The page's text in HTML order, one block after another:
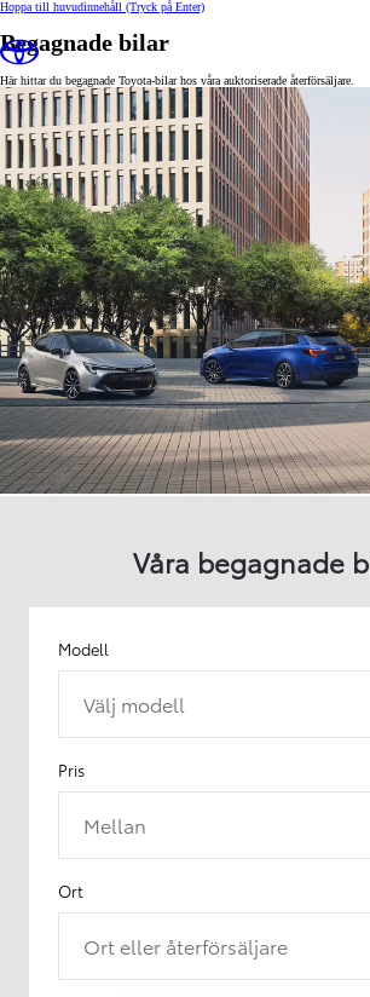
Hoppa till huvudinnehåll (Tryck på Enter)
Begagnade bilar
Här hittar du begagnade Toyota-bilar hos våra auktoriserade återförsäljare.
Våra begagnade
Modell
Välj modell
Pris
Mellan
Ort
Ort eller återförsäljare